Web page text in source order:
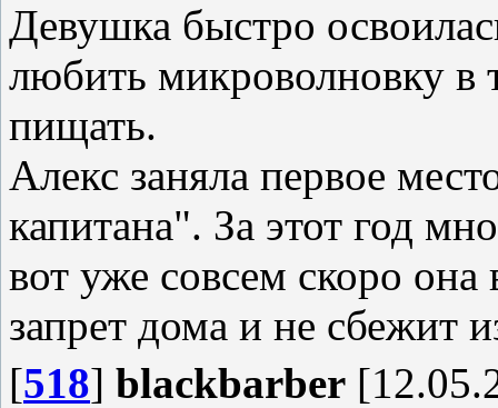
Девушка быстро
любить микроволновку в
пищать.
Алекс заняла первое
капитана". За этот год
вот уже совсем скоро она
запрет дома и не сбежит
[518] blackbarber